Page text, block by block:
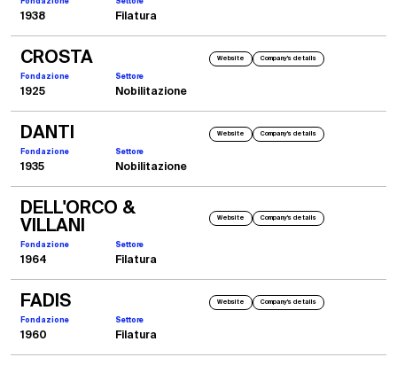
Fondazione Settore
1938 Filatura
CROSTA Website Company's details
Fondazione Settore
1925 Nobilitazione
DANTI Website Company's details
Fondazione Settore
1935 Nobilitazione
DELL'ORCO &
VILLANI
Website Company's details
Fondazione Settore
1964 Filatura
FADIS Website Company's details
Fondazione Settore
1960 Filatura
2004
Primo modello di Modulab SBM
Il primo modello di mini laboratorio completamente automatizzato prodotto nel 2004